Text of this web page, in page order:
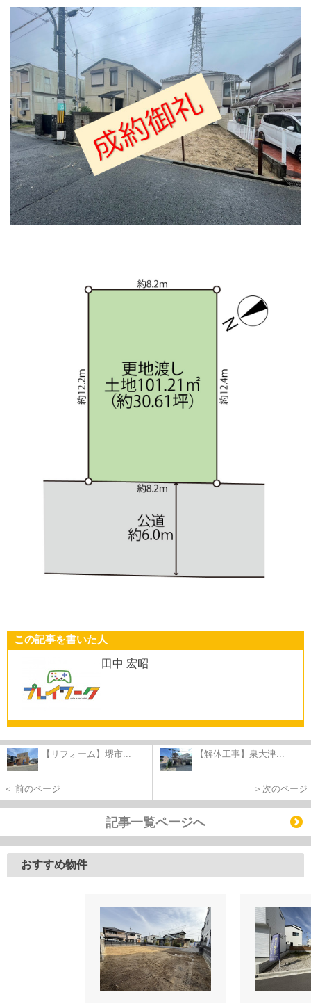
この記事を書いた人
田中 宏昭
【リフォーム】堺市...
＜ 前のページ
【解体工事】泉大津...
＞次のページ
記事一覧ページへ
おすすめ物件